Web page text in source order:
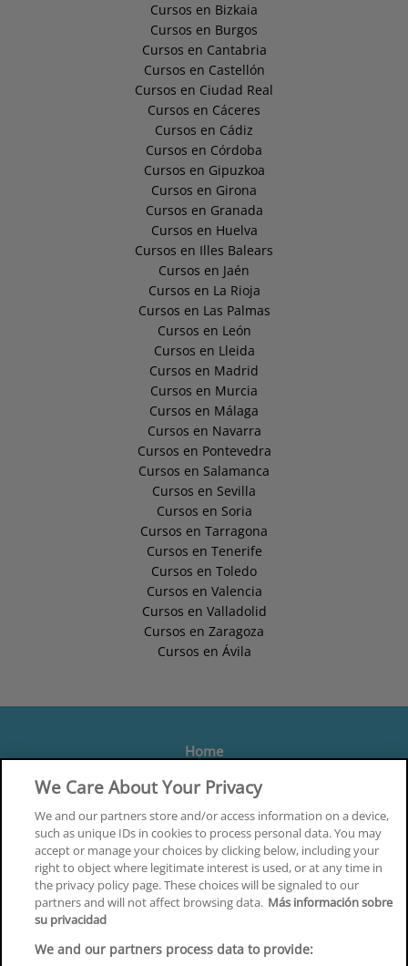
Cursos en Bizkaia
Cursos en Burgos
Cursos en Cantabria
Cursos en Castellón
Cursos en Ciudad Real
Cursos en Cáceres
Cursos en Cádiz
Cursos en Córdoba
Cursos en Gipuzkoa
Cursos en Girona
Cursos en Granada
Cursos en Huelva
Cursos en Illes Balears
Cursos en Jaén
Cursos en La Rioja
Cursos en Las Palmas
Cursos en León
Cursos en Lleida
Cursos en Madrid
Cursos en Murcia
Cursos en Málaga
Cursos en Navarra
Cursos en Pontevedra
Cursos en Salamanca
Cursos en Sevilla
Cursos en Soria
Cursos en Tarragona
Cursos en Tenerife
Cursos en Toledo
Cursos en Valencia
Cursos en Valladolid
Cursos en Zaragoza
Cursos en Ávila
Home
Formación
Centros
Orientación
Quiénes somos
Contacta
We Care About Your Privacy
We and our partners store and/or access information on a device,
such as unique IDs in cookies to process personal data. You may
accept or manage your choices by clicking below, including your
right to object where legitimate interest is used, or at any time in
the privacy policy page. These choices will be signaled to our
partners and will not affect browsing data. Más información sobre
su privacidad
We and our partners process data to provide: